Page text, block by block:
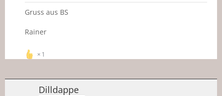
Gruss aus BS
Rainer
1
Dilldappe